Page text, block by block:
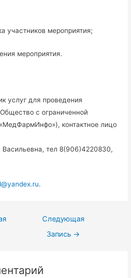
участников мероприятия;
мероприятия.
услуг для проведения
с ограниченной
контактное лицо
Васильевна, тел 8(906)4220830,
.
Следующая
Запись →